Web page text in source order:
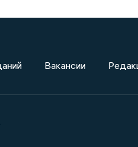
Вакансии